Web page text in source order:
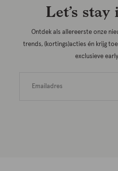
Let’s
Ontdek als allereerste onze
trends, (kortings)acties én krijg
exclusieve